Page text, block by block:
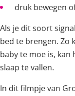
druk bewegen
Als je dit soort
bed te brengen. Zo
baby te moe is,
slaap te vallen.
In dit filmpje van